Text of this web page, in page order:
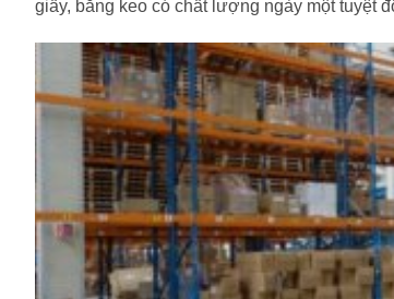
giấy, băng keo có chất lượng ngày một tuyệt